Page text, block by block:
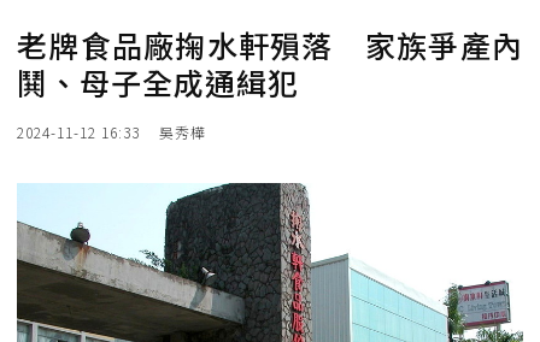
老牌食品廠掬水軒殞落 家族爭產內
鬨、母子全成通緝犯
2024-11-12 16:33 吳秀樺